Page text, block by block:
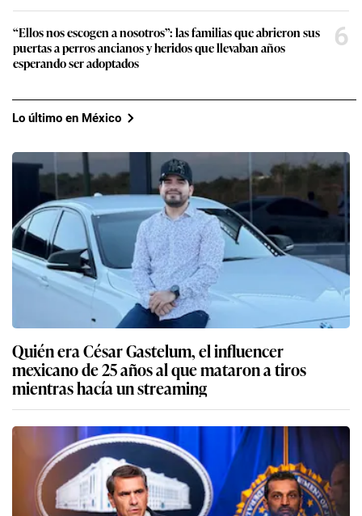
“Ellos nos escogen a nosotros”: las familias que abrieron sus
puertas a perros ancianos y heridos que llevaban años
esperando ser adoptados
6
Lo último en México
Quién era César Gastelum, el influencer
mexicano de 25 años al que mataron a tiros
mientras hacía un streaming